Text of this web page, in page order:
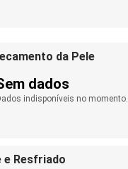
da Pele
dados
indisponíveis no momento.
e Resfriado